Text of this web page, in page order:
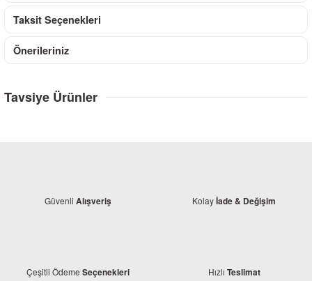
Taksit Seçenekleri
Önerileriniz
Tavsiye Ürünler
Honda
Güvenli Alışveriş Kolayİade & Değişim
Çeşitli Ödeme Seçenekleri Hızlı Teslimat